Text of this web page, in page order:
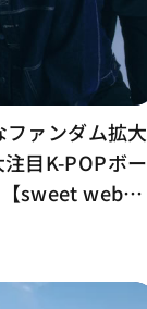
ファンダム拡大
目K-POPボー
sweet web独